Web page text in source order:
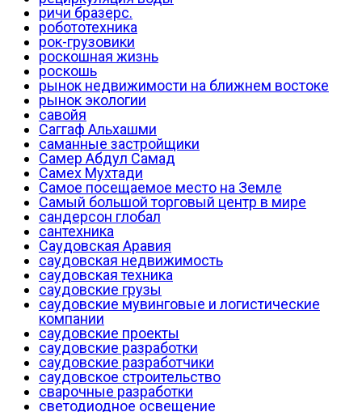
ричи бразерс.
робототехника
рок-грузовики
роскошная жизнь
роскошь
рынок недвижимости на ближнем востоке
рынок экологии
савойя
Саггаф Альхашми
саманные застройщики
Самер Абдул Самад
Самех Мухтади
Самое посещаемое место на Земле
Самый большой торговый центр в мире
сандерсон глобал
сантехника
Саудовская Аравия
саудовская недвижимость
саудовская техника
саудовские грузы
саудовские мувинговые и логистические
компании
саудовские проекты
саудовские разработки
саудовские разработчики
саудовское строительство
сварочные разработки
светодиодное освещение